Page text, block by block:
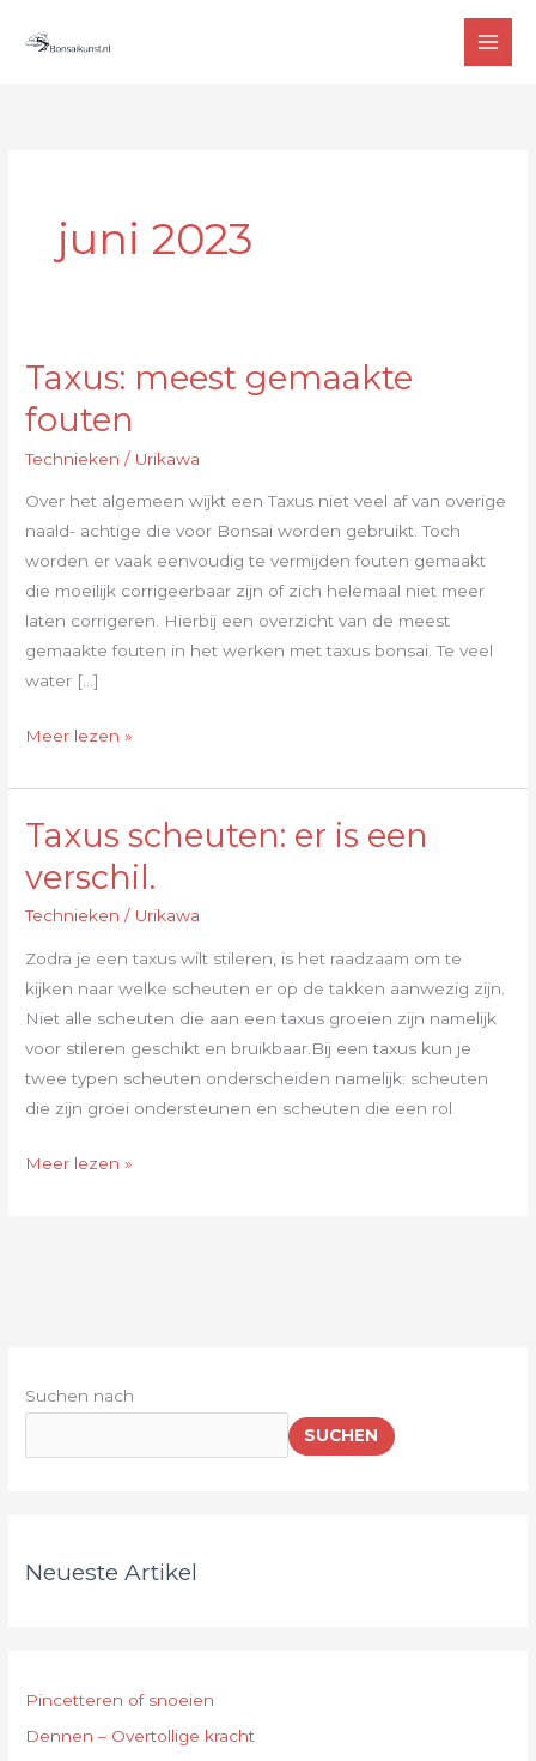
naar
juni 2023
Taxus: meest gemaakte
fouten
Technieken / Urikawa
Over het algemeen wijkt een Taxus niet veel af van overige
naald- achtige die voor Bonsai worden gebruikt. Toch
worden er vaak eenvoudig te vermijden fouten gemaakt
die moeilijk corrigeerbaar zijn of zich helemaal niet meer
laten corrigeren. Hierbij een overzicht van de meest
gemaakte fouten in het werken met taxus bonsai. Te veel
water […]
Taxus:
gemaakte
fouten
Meer lezen »
Taxus scheuten: er is een
verschil.
Technieken / Urikawa
Zodra je een taxus wilt stileren, is het raadzaam om te
kijken naar welke scheuten er op de takken aanwezig zijn.
Niet alle scheuten die aan een taxus groeien zijn namelijk
voor stileren geschikt en bruikbaar.Bij een taxus kun je
twee typen scheuten onderscheiden namelijk: scheuten
die zijn groei ondersteunen en scheuten die een rol
Taxus
er
is
Meer lezen »
Suchen nach
SUCHEN
Neueste Artikel
Pincetteren of snoeien
Dennen – Overtollige kracht